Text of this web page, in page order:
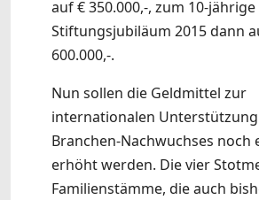
auf € 350.000,-, zum 10-jährige
Stiftungsjubiläum 2015 dann
600.000,-.
Nun sollen die Geldmittel zur
internationalen
Branchen-Nachwuchses noch
erhöht werden. Die vier
Familienstämme, die auch